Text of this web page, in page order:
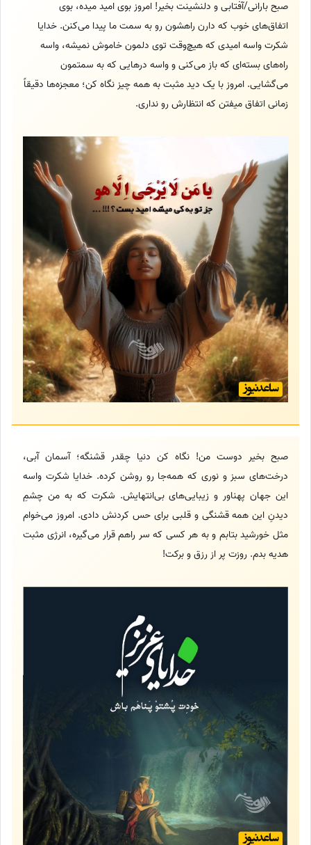
صبح بارانی/آفتابی و دلنشینت بخیر! امروز بوی امید میده، بوی
اتفاق‌های خوب که دارن راهشون رو به سمت ما پیدا می‌کنن. خدایا
شکرت واسه امیدی که هیچ‌وقت توی دلمون خاموش نمیشه، واسه
راه‌های بسته‌ای که باز می‌کنی و واسه درهایی که به سمتمون
می‌گشایی. امروز با یک دید مثبت به همه چیز نگاه کن؛ معجزه‌ها دقیقاً
زمانی اتفاق میفتن که انتظارش رو نداری.
صبح بخیر دوست من! نگاه کن دنیا چقدر قشنگه؛ آسمان آبی،
درخت‌های سبز و نوری که همه‌جا رو روشن کرده. خدایا شکرت واسه
این جهان پهناور و زیبایی‌های بی‌انتهایش. شکرت که به من چشمِ
دیدنِ این همه قشنگی و قلبی برای حس کردنش دادی. امروز می‌خوام
مثل خورشید بتابم و به هر کسی که سر راهم قرار می‌گیره، انرژی مثبت
هدیه بدم. روزت پر از رزق و برکت!